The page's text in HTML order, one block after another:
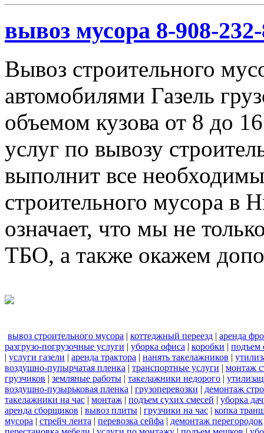
вывоз мусора 8-908-
Вывоз строительного
автомобилями Газель
объемом кузова от 8 до
услуг по вывозу
выполнит все
строительного мусора в
означает, что мы не
ТБО, а также окажем
вывоз строительного мусора | коттеджный переезд | аренда
разгрузо-погрузочные услуги | уборка офиса | коробки | подъем
| услуги газели | аренда трактора | нанять такелажников |
воздушно-пупырчатая пленка | транспортные услуги | монтаж
грузчиков | земляные работы | такелажники недорого |
воздушно-пузырьковая пленка | грузоперевозки | демонтаж
такелажники на час | монтаж | подъем сухих смесей | уборка
аренда сборщиков | вывоз плиты | грузчики на час | копка
мусора | стрейч лента | перевозка сейфа | демонтаж перегородок